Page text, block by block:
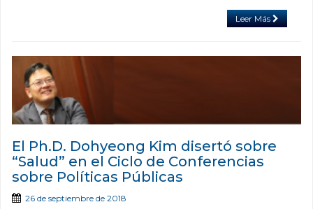
Leer Más
El Ph.D. Dohyeong Kim disertó sobre
“Salud” en el Ciclo de Conferencias
sobre Políticas Públicas
26 de septiembre de 2018